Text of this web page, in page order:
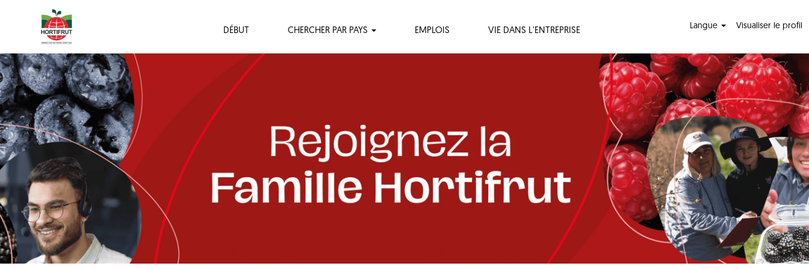
DÉBUT CHERCHER PAR PAYS EMPLOIS VIE DANS L'ENTREPRISE
Langue Visualiser le profil